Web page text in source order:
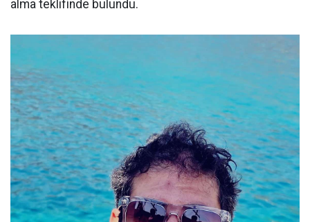
alma teklifinde bulundu.